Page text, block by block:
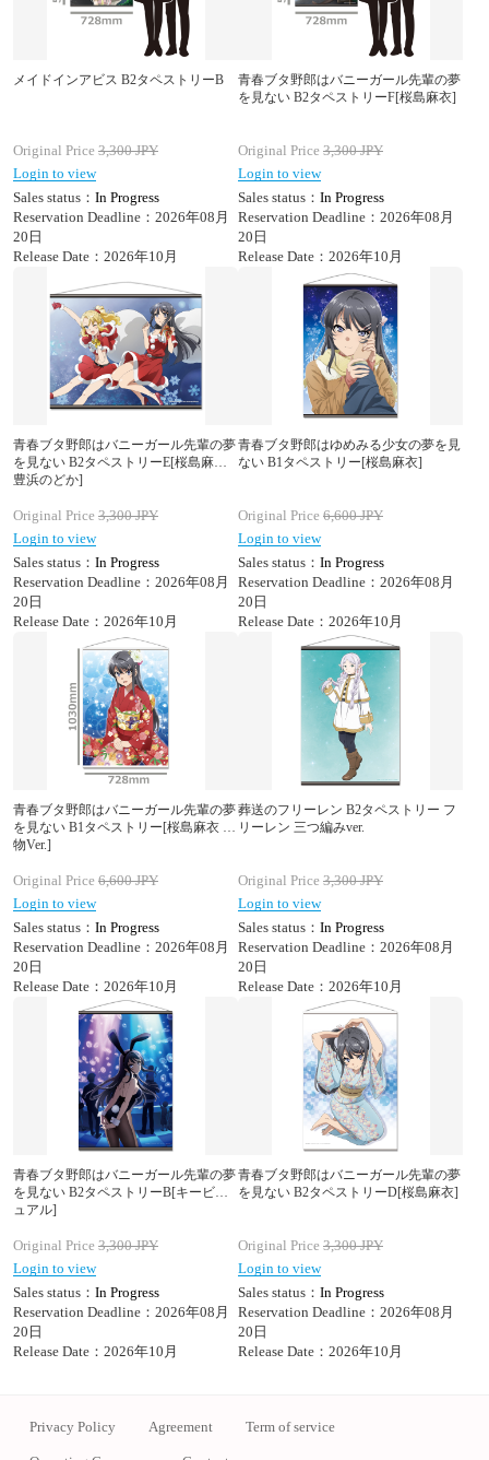
メイドインアビス B2タペストリーB
Original Price 3,300JPY
Login to view
Sales status： In Progress
Reservation Deadline：2026年08月
20日
Release Date：2026年10月
青春ブタ野郎はバニーガール先輩の夢
を見ない B2タペストリーF[桜島麻衣]
Original Price 3,300JPY
Login to view
Sales status： In Progress
Reservation Deadline：2026年08月
20日
Release Date：2026年10月
青春ブタ野郎はバニーガール先輩の夢
を見ない B2タペストリーE[桜島麻衣&
豊浜のどか]
Original Price 3,300JPY
Login to view
Sales status： In Progress
Reservation Deadline：2026年08月
20日
Release Date：2026年10月
青春ブタ野郎はゆめみる少女の夢を見
ない B1タペストリー[桜島麻衣]
Original Price 6,600JPY
Login to view
Sales status： In Progress
Reservation Deadline：2026年08月
20日
Release Date：2026年10月
青春ブタ野郎はバニーガール先輩の夢
を見ない B1タペストリー[桜島麻衣 着
物Ver.]
Original Price 6,600JPY
Login to view
Sales status： In Progress
Reservation Deadline：2026年08月
20日
Release Date：2026年10月
葬送のフリーレン B2タペストリー フ
リーレン 三つ編みver.
Original Price 3,300JPY
Login to view
Sales status： In Progress
Reservation Deadline：2026年08月
20日
Release Date：2026年10月
青春ブタ野郎はバニーガール先輩の夢
を見ない B2タペストリーB[キービジ
ュアル]
Original Price 3,300JPY
Login to view
Sales status： In Progress
Reservation Deadline：2026年08月
20日
Release Date：2026年10月
青春ブタ野郎はバニーガール先輩の夢
を見ない B2タペストリーD[桜島麻衣]
Original Price 3,300JPY
Login to view
Sales status： In Progress
Reservation Deadline：2026年08月
20日
Release Date：2026年10月
Privacy Policy Agreement Term of service